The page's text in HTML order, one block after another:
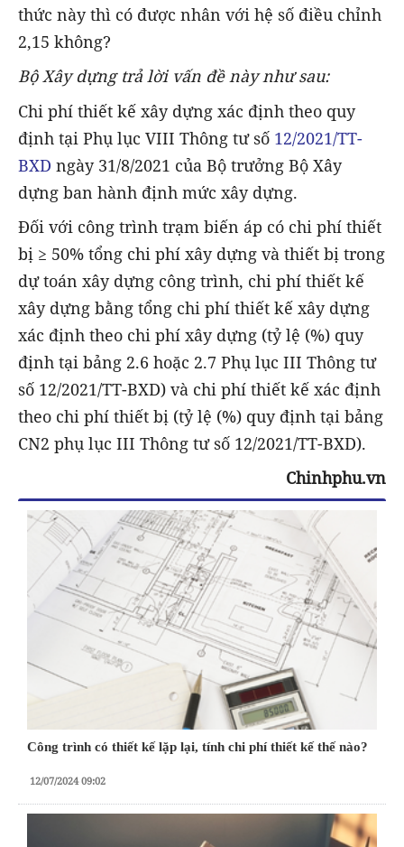
thức này thì có được nhân với hệ số điều chỉnh
2,15 không?
Bộ Xây dựng trả lời vấn đề này như sau:
Chi phí thiết kế xây dựng xác định theo quy
định tại Phụ lục VIII Thông tư số 12/2021/TT-
BXD ngày 31/8/2021 của Bộ trưởng Bộ Xây
dựng ban hành định mức xây dựng.
Đối với công trình trạm biến áp có chi phí thiết
bị ≥ 50% tổng chi phí xây dựng và thiết bị trong
dự toán xây dựng công trình, chi phí thiết kế
xây dựng bằng tổng chi phí thiết kế xây dựng
xác định theo chi phí xây dựng (tỷ lệ (%) quy
định tại bảng 2.6 hoặc 2.7 Phụ lục III Thông tư
số 12/2021/TT-BXD) và chi phí thiết kế xác định
theo chi phí thiết bị (tỷ lệ (%) quy định tại bảng
CN2 phụ lục III Thông tư số 12/2021/TT-BXD).
Chinhphu.vn
Công trình có thiết kế lặp lại, tính chi phí thiết kế thế nào?
12/07/2024 09:02